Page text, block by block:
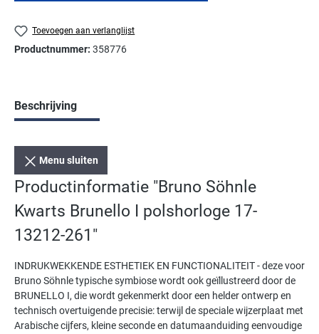
Toevoegen aan verlanglijst
Productnummer: 358776
Beschrijving
Menu sluiten
Productinformatie "Bruno Söhnle
Kwarts Brunello I polshorloge 17-
13212-261"
INDRUKWEKKENDE ESTHETIEK EN FUNCTIONALITEIT - deze voor
Bruno Söhnle typische symbiose wordt ook geïllustreerd door de
BRUNELLO I, die wordt gekenmerkt door een helder ontwerp en
technisch overtuigende precisie: terwijl de speciale wijzerplaat met
Arabische cijfers, kleine seconde en datumaanduiding eenvoudige